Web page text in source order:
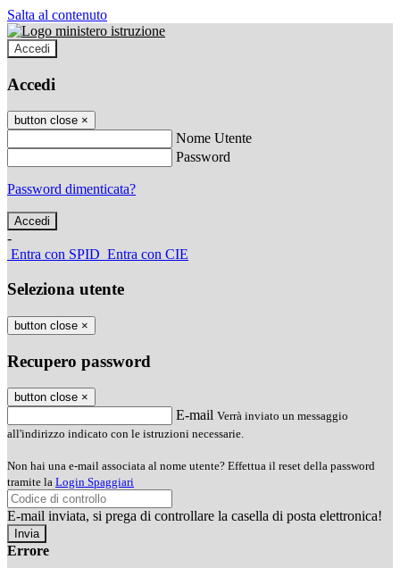
Salta al contenuto
Accedi
Accedi
button close ×
Nome Utente
Password
Password dimenticata?
-
Entra con SPID Entra con CIE
Seleziona utente
button close ×
Recupero password
button close ×
E-mail Verrà inviato un messaggio
all'indirizzo indicato con le istruzioni necessarie.
Non hai una e-mail associata al nome utente? Effettua il reset della password
tramite la Login Spaggiari
E-mail inviata, si prega di controllare la casella di posta elettronica!
Errore